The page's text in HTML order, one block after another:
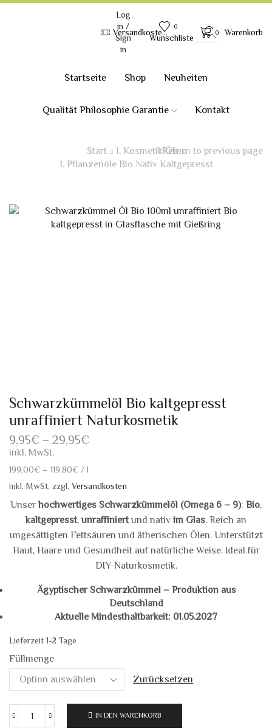
Versandkostenfrei ab 120.-€ innerhalb Deutschland
Search
Log
in /
Sign
in
0
Wunschliste
0 Warenkorb
Startseite Shop Neuheiten
Qualität Philosophie Garantie Kontakt
Start
1. Kosmetik Öle
1. Pflanzenöle Bio Nativ Kaltgepresst
Return to previous page
Schwarzkümmelöl Bio kaltgepresst
unraffiniert Naturkosmetik
9,95€ – 29,95€
inkl. MwSt.
199,00€ – 119,80€ / l
inkl. MwSt. zzgl. Versandkosten
Unserhochwertiges Schwarzkümmelöl (Omega 6 – 9): Bio,
kaltgepresst,unraffiniertund nativ im Glas. Reich an
ungesättigten Fettsäuren und ätherischen Ölen. Unterstützt
Haut, Haare und Gesundheit auf natürliche Weise. Ideal für
DIY-Naturkosmetik.
Ägyptischer Schwarzkümmel – Produktion aus
Deutschland
Aktuelle Mindesthaltbarkeit: 01.05.2027
Lieferzeit 1-2 Tage
Füllmenge
Zurücksetzen
Schwarzkümmelöl
IN DEN WARENKORB